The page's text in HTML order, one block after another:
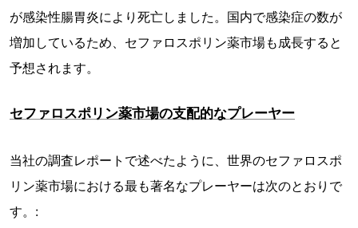
が感染性腸胃炎により死亡しました。国内で感染症の数が
増加しているため、セファロスポリン薬市場も成長すると
予想されます。
セファロスポリン薬市場の支配的なプレーヤー
当社の調査レポートで述べたように、世界のセファロスポ
リン薬市場における最も著名なプレーヤーは次のとおりで
す。: